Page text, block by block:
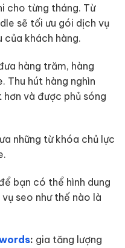
cho từng tháng. Từ
sẽ tối ưu gói dịch vụ
của khách hàng.
hàng trăm, hàng
Thu hút hàng nghìn
và được phủ sóng
những từ khóa chủ lực
bạn có thể hình dung
seo như thế nào là
: gia tăng lượng